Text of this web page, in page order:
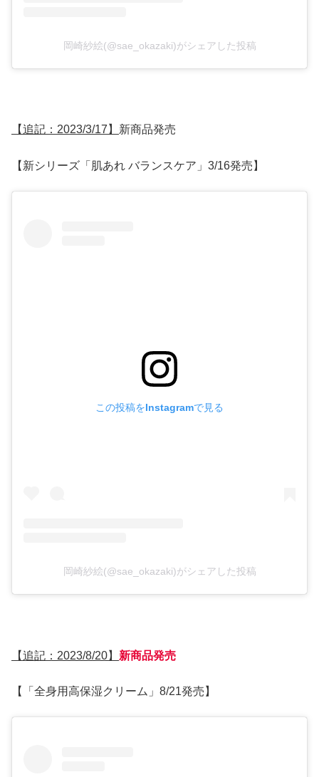
岡崎紗絵(@sae_okazaki)がシェアした投稿
【追記：2023/3/17】 新商品発売
【新シリーズ「肌あれ バランスケア」3/16発売】
この投稿をInstagramで見る
岡崎紗絵(@sae_okazaki)がシェアした投稿
【追記：2023/8/20】 新商品発売
【「全身用高保湿クリーム」8/21発売】